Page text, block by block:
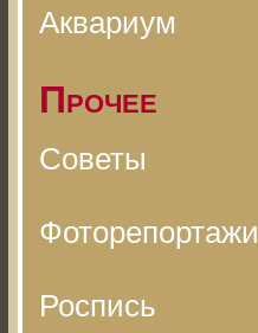
Аквариум
Прочее
Советы
Фоторепортажи
Роспись